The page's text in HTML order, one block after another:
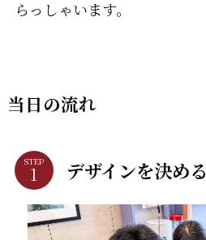
らっしゃいます。
当日の流れ
STEP デザインを決める